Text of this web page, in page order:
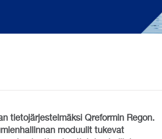
tietojärjestelmäksi Qreformin Regon.
moduulit tukevat